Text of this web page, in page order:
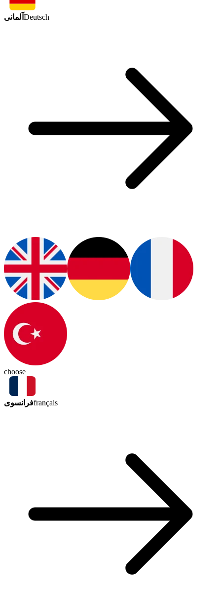
آلمانی Deutsch
choose
فرانسویfrançais